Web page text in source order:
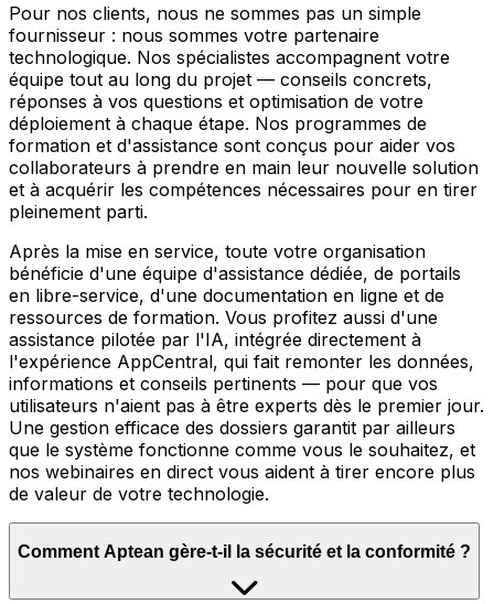
Pour nos clients, nous ne sommes pas un simple
fournisseur : nous sommes votre partenaire
technologique. Nos spécialistes accompagnent votre
équipe tout au long du projet — conseils concrets,
réponses à vos questions et optimisation de votre
déploiement à chaque étape. Nos programmes de
formation et d'assistance sont conçus pour aider vos
collaborateurs à prendre en main leur nouvelle solution
et à acquérir les compétences nécessaires pour en tirer
pleinement parti.
Après la mise en service, toute votre organisation
bénéficie d'une équipe d'assistance dédiée, de portails
en libre-service, d'une documentation en ligne et de
ressources de formation. Vous profitez aussi d'une
assistance pilotée par l'IA, intégrée directement à
l'expérience AppCentral, qui fait remonter les données,
informations et conseils pertinents — pour que vos
utilisateurs n'aient pas à être experts dès le premier jour.
Une gestion efficace des dossiers garantit par ailleurs
que le système fonctionne comme vous le souhaitez, et
nos webinaires en direct vous aident à tirer encore plus
de valeur de votre technologie.
Comment Aptean gère-t-il la sécurité et la conformité ?